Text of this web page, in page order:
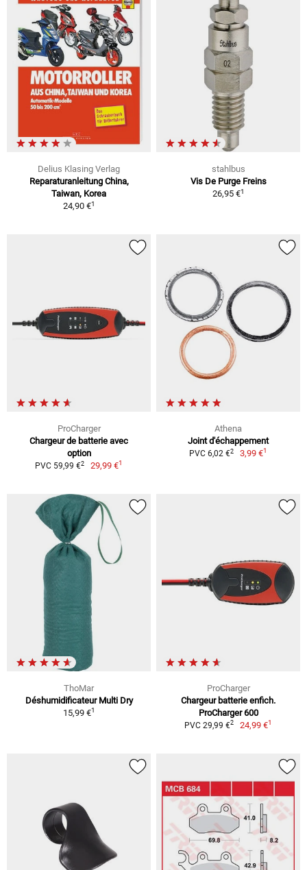
Delius Klasing Verlag
Reparaturanleitung China,
Taiwan, Korea
24,90 €1
stahlbus
Vis De Purge Freins
26,95 €1
ProCharger
Chargeur de batterie avec
option
PVC 59,99 €2 29,99 €1
Athena
Joint d'échappement
PVC 6,02 €2 3,99 €1
ThoMar
Déshumidificateur Multi Dry
15,99 €1
ProCharger
Chargeur batterie enfich.
ProCharger 600
PVC 29,99 €2 24,99 €1